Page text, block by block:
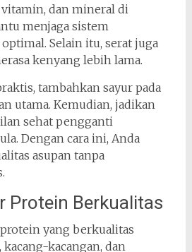
dan mineral di
menjaga sistem
Selain itu, serat juga
kenyang lebih lama.
tambahkan sayur pada
utama. Kemudian, jadikan
sehat pengganti
Dengan cara ini, Anda
asupan tanpa
Protein Berkualitas
yang berkualitas
kacangan, dan